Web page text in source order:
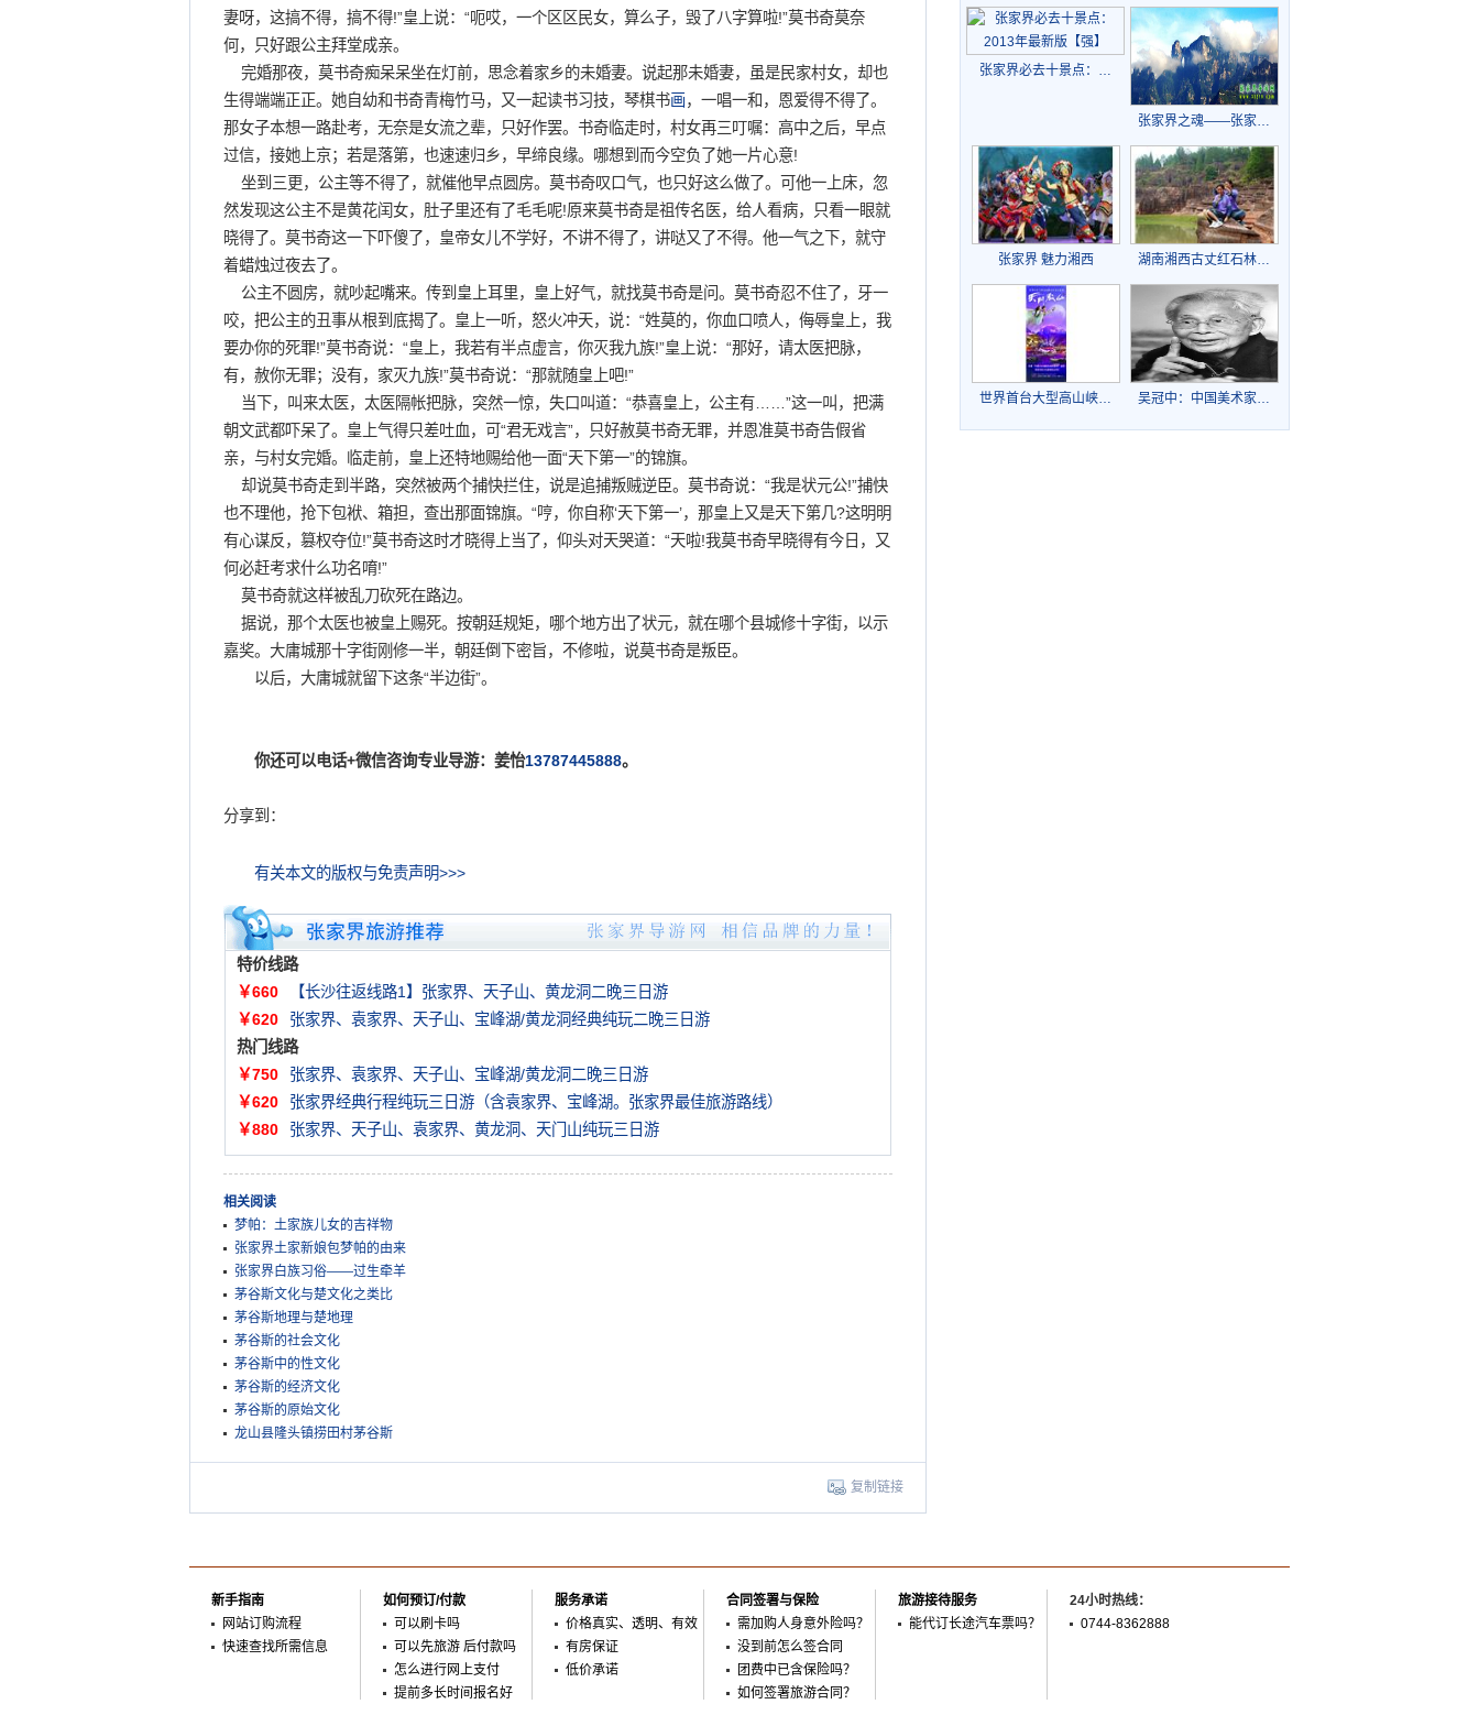
妻呀，这搞不得，搞不得!”皇上说：“呃哎，一个区区民女，算么子，毁了八字算啦!”莫书奇莫奈
何，只好跟公主拜堂成亲。
完婚那夜，莫书奇痴呆呆坐在灯前，思念着家乡的未婚妻。说起那未婚妻，虽是民家村女，却也
生得端端正正。她自幼和书奇青梅竹马，又一起读书习技，琴棋书画，一唱一和，恩爱得不得了。
那女子本想一路赴考，无奈是女流之辈，只好作罢。书奇临走时，村女再三叮嘱：高中之后，早点
过信，接她上京；若是落第，也速速归乡，早缔良缘。哪想到而今空负了她一片心意!
坐到三更，公主等不得了，就催他早点圆房。莫书奇叹口气，也只好这么做了。可他一上床，忽
然发现这公主不是黄花闰女，肚子里还有了毛毛呢!原来莫书奇是祖传名医，给人看病，只看一眼就
晓得了。莫书奇这一下吓傻了，皇帝女儿不学好，不讲不得了，讲哒又了不得。他一气之下，就守
着蜡烛过夜去了。
公主不圆房，就吵起嘴来。传到皇上耳里，皇上好气，就找莫书奇是问。莫书奇忍不住了，牙一
咬，把公主的丑事从根到底揭了。皇上一听，怒火冲天，说：“姓莫的，你血口喷人，侮辱皇上，我
要办你的死罪!”莫书奇说：“皇上，我若有半点虚言，你灭我九族!”皇上说：“那好，请太医把脉，
有，赦你无罪；没有，家灭九族!”莫书奇说：“那就随皇上吧!”
当下，叫来太医，太医隔帐把脉，突然一惊，失口叫道：“恭喜皇上，公主有……”这一叫，把满
朝文武都吓呆了。皇上气得只差吐血，可“君无戏言”，只好赦莫书奇无罪，并恩准莫书奇告假省
亲，与村女完婚。临走前，皇上还特地赐给他一面“天下第一”的锦旗。
却说莫书奇走到半路，突然被两个捕快拦住，说是追捕叛贼逆臣。莫书奇说：“我是状元公!”捕快
也不理他，抢下包袱、箱担，查出那面锦旗。“哼，你自称‘天下第一’，那皇上又是天下第几?这明明
有心谋反，篡权夺位!”莫书奇这时才晓得上当了，仰头对天哭道：“天啦!我莫书奇早晓得有今日，又
何必赶考求什么功名唷!”
莫书奇就这样被乱刀砍死在路边。
据说，那个太医也被皇上赐死。按朝廷规矩，哪个地方出了状元，就在哪个县城修十字街，以示
嘉奖。大庸城那十字街刚修一半，朝廷倒下密旨，不修啦，说莫书奇是叛臣。
以后，大庸城就留下这条“半边街”。
你还可以电话+微信咨询专业导游：姜怡13787445888。
分享到：
有关本文的版权与免责声明>>>
特价线路
￥660
【长沙往返线路1】张家界、天子山、黄龙洞二晚三日游
￥620
张家界、袁家界、天子山、宝峰湖/黄龙洞经典纯玩二晚三日游
热门线路
￥750
张家界、袁家界、天子山、宝峰湖/黄龙洞二晚三日游
￥620
张家界经典行程纯玩三日游（含袁家界、宝峰湖。张家界最佳旅游路线）
￥880
张家界、天子山、袁家界、黄龙洞、天门山纯玩三日游
相关阅读
梦帕：土家族儿女的吉祥物
张家界土家新娘包梦帕的由来
张家界白族习俗——过生牵羊
茅谷斯文化与楚文化之类比
茅谷斯地理与楚地理
茅谷斯的社会文化
茅谷斯中的性文化
茅谷斯的经济文化
茅谷斯的原始文化
龙山县隆头镇捞田村茅谷斯
复制链接
张家界必去十景点：…
张家界之魂——张家…
张家界 魅力湘西 湖南湘西古丈红石林…
世界首台大型高山峡… 吴冠中：中国美术家…
新手指南
网站订购流程
快速查找所需信息
如何预订/付款
可以刷卡吗
可以先旅游 后付款吗
怎么进行网上支付
提前多长时间报名好
服务承诺
价格真实、透明、有效
有房保证
低价承诺
合同签署与保险
需加购人身意外险吗？
没到前怎么签合同
团费中已含保险吗？
如何签署旅游合同？
旅游接待服务
能代订长途汽车票吗？
24小时热线：
0744-8362888